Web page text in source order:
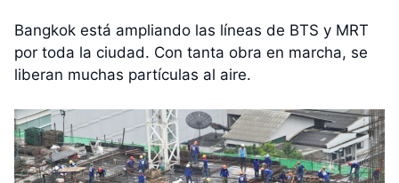
Bangkok está ampliando las líneas de BTS y MRT
por toda la ciudad. Con tanta obra en marcha, se
liberan muchas partículas al aire.